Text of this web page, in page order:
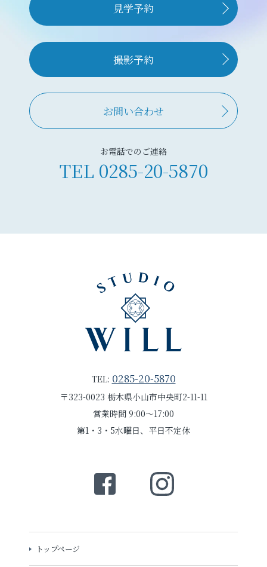
見学予約
撮影予約
お問い合わせ
お電話でのご連絡
TEL 0285-20-5870
TEL: 0285-20-5870
〒323-0023 栃木県小山市中央町2-11-11
営業時間 9:00～17:00
第1・3・5水曜日、平日不定休
トップページ